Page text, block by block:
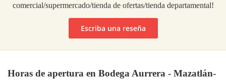
comercial/supermercado/tienda de ofertas/tienda departamental!
Escriba una reseña
Horas de apertura en Bodega Aurrera - Mazatlán-